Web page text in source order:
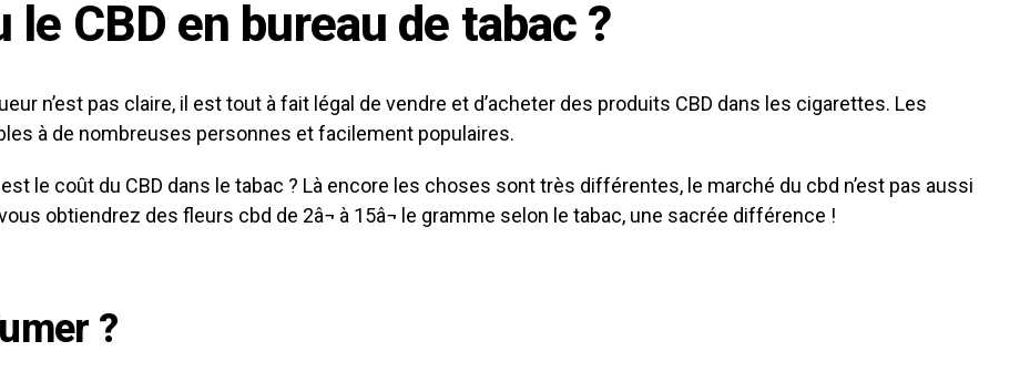
CBD en bureau de tabac ?
n’est pas claire, il est tout à fait légal de vendre et d’acheter des produits CBD dans les cigarettes. Les
à de nombreuses personnes et facilement populaires.
le coût du CBD dans le tabac ? Là encore les choses sont très différentes, le marché du cbd n’est pas aussi
obtiendrez des fleurs cbd de 2â¬ à 15â¬ le gramme selon le tabac, une sacrée différence !
?